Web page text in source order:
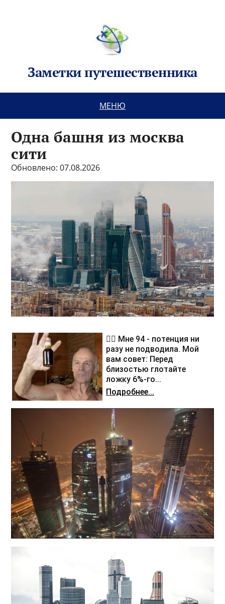
Заметки путешественника
МЕНЮ
Одна башня из москва
сити
Обновлено: 07.08.2026
❤️‍🔥 Мне 94 - потенция ни
разу не подводила. Мой
вам совет: Перед
близостью глотайте
ложку 6%-го...
Подробнее...